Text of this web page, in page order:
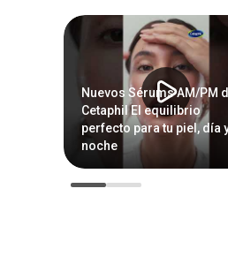
Nuevos Sérums AM/PM
Cetaphil El equilibrio
perfecto para tu piel, día
noche